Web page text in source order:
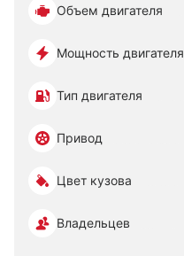
Объем двигателя
Мощность двигателя
Тип двигателя
Привод
Цвет кузова
Владельцев